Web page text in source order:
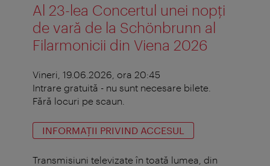
Al 23-lea Concertul unei nopți
de vară de la Schönbrunn al
Filarmonicii din Viena 2026
Vineri, 19.06.2026, ora 20:45
Intrare gratuită - nu sunt necesare bilete.
Fără locuri pe scaun.
INFORMAŢII PRIVIND ACCESUL
Transmisiuni televizate în toată lumea, din